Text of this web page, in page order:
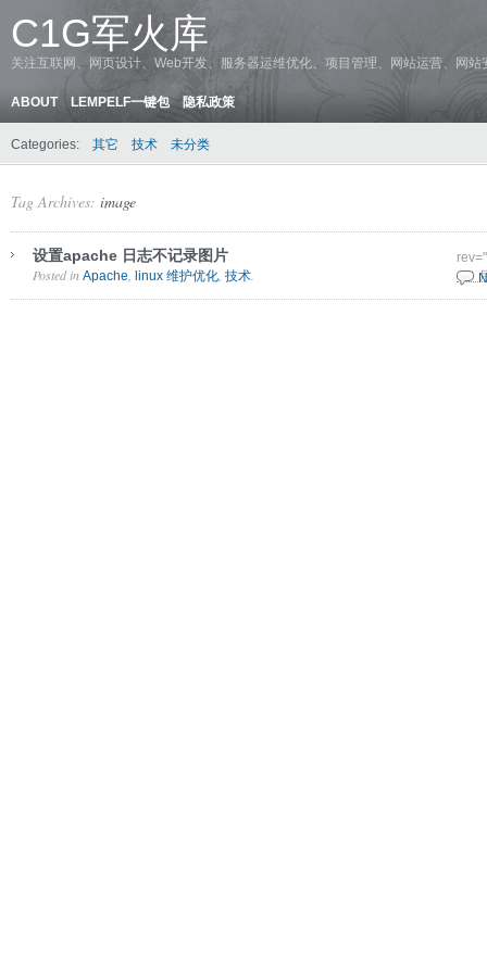
C1G军火库
关注互联网、网页设计、Web开发、服务器运维优化、项目管理、网站运营、网
ABOUT LEMPELF一键包 隐私政策
Categories: 其它 技术 未分类
Tag Archives: image
设置apache 日志不记录图片
8 9
Posted in Apache linux 维护优化 技术